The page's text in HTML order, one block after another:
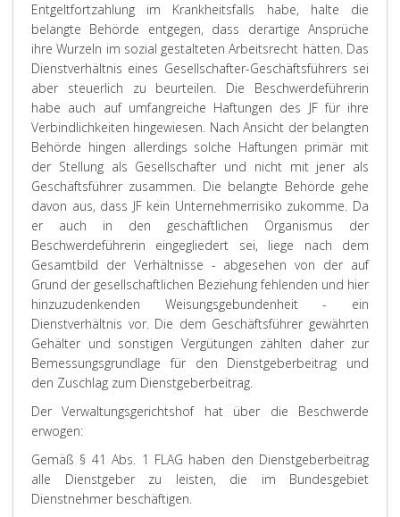
Entgeltfortzahlung im Krankheitsfalls habe, halte die
belangte Behörde entgegen, dass derartige Ansprüche
ihre Wurzeln im sozial gestalteten Arbeitsrecht hätten. Das
Dienstverhältnis eines Gesellschafter-Geschäftsführers sei
aber steuerlich zu beurteilen. Die Beschwerdeführerin
habe auch auf umfangreiche Haftungen des JF für ihre
Verbindlichkeiten hingewiesen. Nach Ansicht der belangten
Behörde hingen allerdings solche Haftungen primär mit
der Stellung als Gesellschafter und nicht mit jener als
Geschäftsführer zusammen. Die belangte Behörde gehe
davon aus, dass JF kein Unternehmerrisiko zukomme. Da
er auch in den geschäftlichen Organismus der
Beschwerdeführerin eingegliedert sei, liege nach dem
Gesamtbild der Verhältnisse - abgesehen von der auf
Grund der gesellschaftlichen Beziehung fehlenden und hier
hinzuzudenkenden Weisungsgebundenheit - ein
Dienstverhältnis vor. Die dem Geschäftsführer gewährten
Gehälter und sonstigen Vergütungen zählten daher zur
Bemessungsgrundlage für den Dienstgeberbeitrag und
den Zuschlag zum Dienstgeberbeitrag.
Der Verwaltungsgerichtshof hat über die Beschwerde
erwogen:
Gemäß § 41 Abs. 1 FLAG haben den Dienstgeberbeitrag
alle Dienstgeber zu leisten, die im Bundesgebiet
Dienstnehmer beschäftigen.